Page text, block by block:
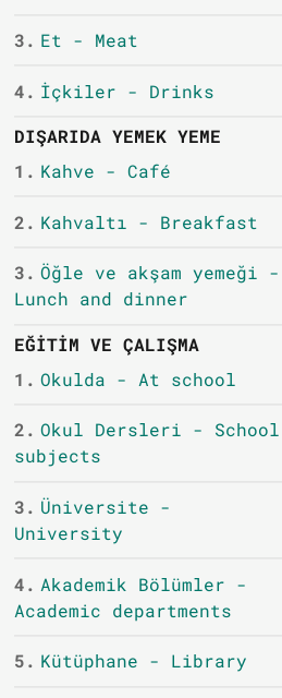
3. Et - Meat
4. İçkiler - Drinks
DIŞARIDA YEMEK YEME
1. Kahve - Café
2. Kahvaltı - Breakfast
3. Öğle ve akşam yemeği -
Lunch and dinner
EĞITIM VE ÇALIŞMA
1. Okulda - At school
2. Okul Dersleri - School
subjects
3. Üniversite -
University
4. Akademik Bölümler -
Academic departments
5. Kütüphane - Library